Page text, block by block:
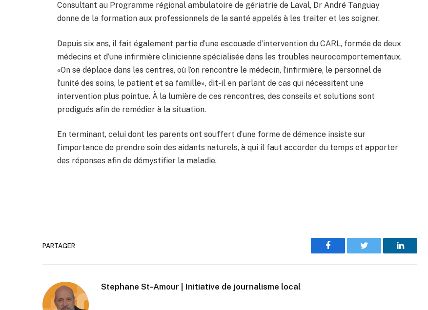
Consultant au Programme régional ambulatoire de gériatrie de Laval, Dr André Tanguay
donne de la formation aux professionnels de la santé appelés à les traiter et les soigner.
Depuis six ans, il fait également partie d’une escouade d’intervention du CARL, formée de deux
médecins et d’une infirmière clinicienne spécialisée dans les troubles neurocomportementaux.
«On se déplace dans les centres, où l’on rencontre le médecin, l’infirmière, le personnel de
l’unité des soins, le patient et sa famille», dit-il en parlant de cas qui nécessitent une
intervention plus pointue. À la lumière de ces rencontres, des conseils et solutions sont
prodigués afin de remédier à la situation.
En terminant, celui dont les parents ont souffert d’une forme de démence insiste sur
l’importance de prendre soin des aidants naturels, à qui il faut accorder du temps et apporter
des réponses afin de démystifier la maladie.
PARTAGER
Facebook Twitter LinkedIn
Stephane St-Amour | Initiative de journalisme local